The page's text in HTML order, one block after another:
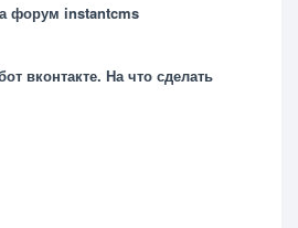
форум instantcms
вконтакте. На что сделать